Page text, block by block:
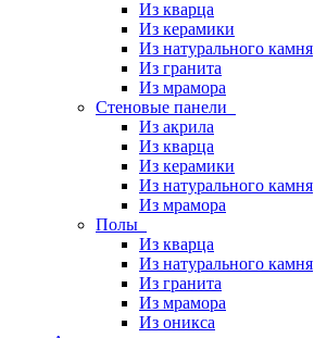
Из кварца
Из керамики
Из натурального камня
Из гранита
Из мрамора
Стеновые панели
Из акрила
Из кварца
Из керамики
Из натурального камня
Из мрамора
Полы
Из кварца
Из натурального камня
Из гранита
Из мрамора
Из оникса